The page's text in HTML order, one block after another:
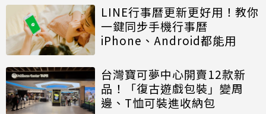
LINE行事曆更新更好用！教你
一鍵同步手機行事曆
iPhone、Android都能用
台灣寶可夢中心開賣12款新
品！「復古遊戲包裝」變周
邊、T恤可裝進收納包